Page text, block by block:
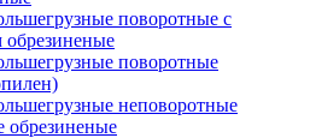
поворотные с
обрезиненые
поворотные
неповоротные
обрезиненые